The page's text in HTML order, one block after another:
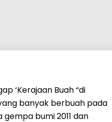
‘Kerajaan Buah “di
banyak berbuah pada
bumi 2011 dan